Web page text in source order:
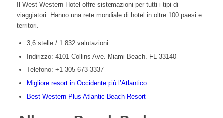
Il West Western Hotel offre sistemazioni per tutti i tipi di
viaggiatori. Hanno una rete mondiale di hotel in oltre 100 paesi e
territori.
3,6 stelle / 1.832 valutazioni
Indirizzo: 4101 Collins Ave, Miami Beach, FL 33140
Telefono: +1 305-673-3337
Migliore resort in Occidente più l’Atlantico
Best Western Plus Atlantic Beach Resort